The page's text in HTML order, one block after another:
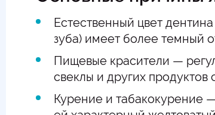
Естественный цвет
зуба) имеет более темный
Пищевые красители —
свеклы и других
Курение и табакокурение